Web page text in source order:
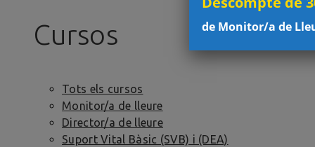
Cursos
Tots els cursos
Monitor/a de lleure
Director/a de lleure
Suport Vital Bàsic (SVB) i (DEA)
de Monitor/a de